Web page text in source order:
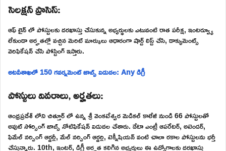
సెలక్షన్ ప్రాసెస్:
ఆఫ్ లైన్ లో పోస్టులకు దరఖాస్తు చేసుకున్న అభ్యర్థులకు ఎటువంటి రాత పరీక్ష, ఇంటర్వ్యూ
లేకుండా అర్హతల్లో వచ్చిన మెరిట్ మార్కులు ఆధారంగా షార్ట్ లిస్ట్ చేసి, డాక్యుమెంట్స్
వెరిఫికేషన్ చేసి పోస్టింగ్ ఇస్తారు.
అటవీశాఖలో 150 గవర్నమెంట్ జాబ్స్ విడుదల: Any డిగ్రీ
పోస్టులు వివరాలు, అర్హతలు:
ఆంధ్రప్రదేశ్ లోని చిత్తూర్ లో ఉన్న శ్రీ వెంకటేశ్వర మెడికల్ కాలేజీ నుండి 66 పోస్టులతో
అవుట్ సోర్సింగ్ జాబ్స్ నోటిఫికేషన్ విడుదల చేశారు. డేటా ఎంట్రీ ఆపరేటర్, అటెండర్,
ఫిమేల్ నర్సింగ్ ఆర్డర్లీ, మేల్ నర్సింగ్ ఆర్డర్లి, టెక్నీషియన్ వంటి చాలా రకాల పోస్టులను భర్తీ
చేస్తున్నారు. 10th, ఇంటర్, డిగ్రీ అర్హత కలిగిన అభ్యర్థులు ఈ ఉద్యోగాలకు దరఖాస్తు